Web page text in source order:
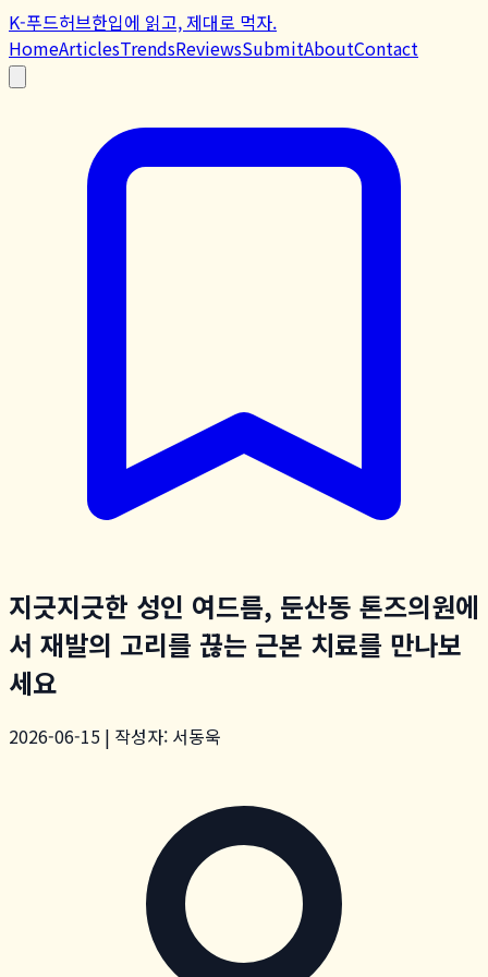
K-푸드허브한입에 읽고, 제대로 먹자.
HomeArticlesTrendsReviewsSubmitAboutContact
지긋지긋한 성인 여드름, 둔산동 톤즈의원에
서 재발의 고리를 끊는 근본 치료를 만나보
세요
2026-06-15 | 작성자: 서동욱